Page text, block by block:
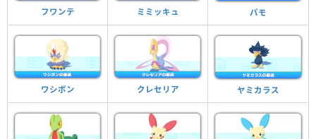
フワンテ ミミッキュ パモ
ワシボン クレセリア ヤミカラス